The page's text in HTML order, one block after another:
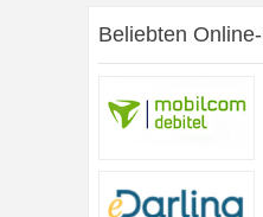
Service und Qualität
Marken.
Beliebten